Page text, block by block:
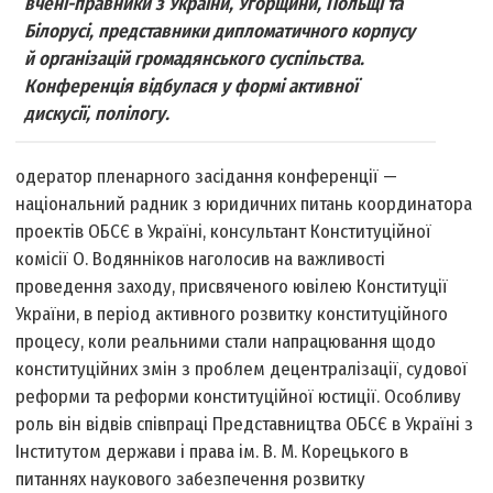
Білорусі, представники дипломатичного корпусу
й організацій громадянського суспільства.
Конференція відбулася у формі активної
дискусії, полілогу.
одератор пленарного засідання конференції —
національний радник з юридичних питань координатора
проектів ОБСЄ в Україні, консультант Конституційної
комісії О. Водянніков наголосив на важливості
проведення заходу, присвяченого ювілею Конституції
України, в період активного розвитку конституційного
процесу, коли реальними стали напрацювання щодо
конституційних змін з проблем децентралізації, судової
реформи та реформи конституційної юстиції. Особливу
роль він відвів співпраці Представництва ОБСЄ в Україні з
Інститутом держави і права ім. В. М. Корецького в
питаннях наукового забезпечення розвитку